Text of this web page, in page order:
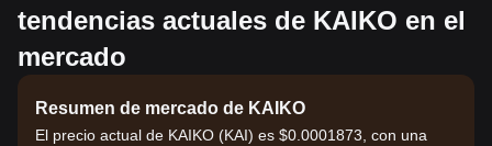
tendencias actuales de KAIKO en el
mercado
Resumen de mercado de KAIKO
El precio actual de KAIKO (KAI) es $0.0001873, con una